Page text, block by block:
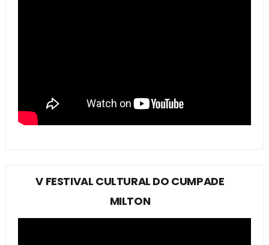
V FESTIVAL CULTURAL DO CUMPADE
MILTON